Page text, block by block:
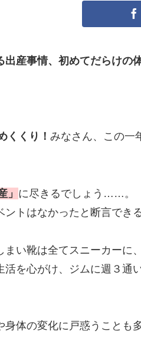
出産事情、初めてだらけ
くくり！ みなさん、この一
」 に尽きるでしょう……。
トはなかったと断言でき
い靴は全てスニーカーに
を心がけ、ジムに週３通
体の変化に戸惑うことも